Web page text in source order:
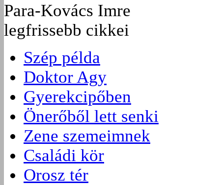
Para-Kovács Imre
legfrissebb cikkei
Szép példa
Doktor Agy
Gyerekcipőben
Önerőből lett senki
Zene szemeimnek
Családi kör
Orosz tér